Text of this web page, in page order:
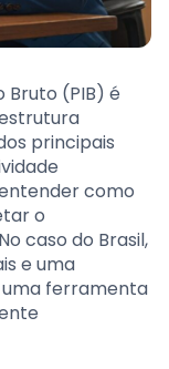
Bruto (PIB) é
principais
como
o
caso do Brasil,
e uma
uma ferramenta